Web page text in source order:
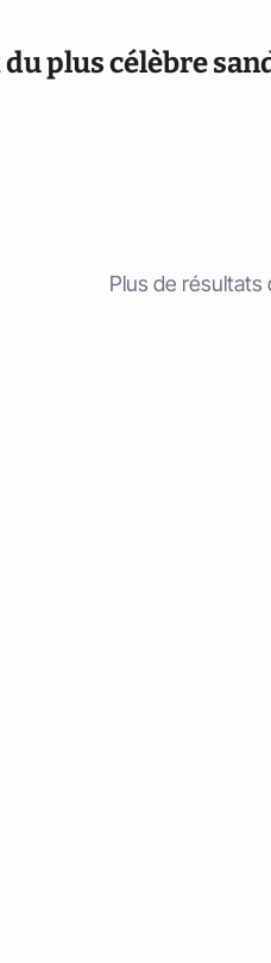
plus célèbre
Plus de résultats